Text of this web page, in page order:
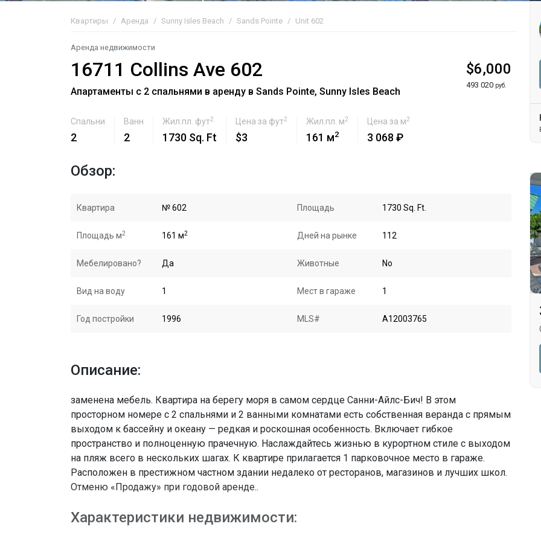
Квартиры Аренда Sunny Isles Beach Sands Pointe Unit 602
Аренда недвижимости
16711 Collins Ave 602
Апартаменты с 2 спальнями в аренду в Sands Pointe, Sunny Isles Beach
$6,000
493 020 руб.
Спальни
2
Ванн
2
Жил.пл. фут2
1730 Sq. Ft
Цена за фут2
$3
Жил.пл. м2
161 м2
Цена за м2
3 068 ₽
Обзор:
Квартира № 602 Площадь 1730 Sq. Ft.
Площадь м2 161 м2 Дней на рынке 112
Мебелировано? Да Животные No
Вид на воду 1 Мест в гараже 1
Год постройки 1996 MLS# A12003765
Описание:
заменена мебель. Квартира на берегу моря в самом сердце Санни-Айлс-Бич! В этом
просторном номере с 2 спальнями и 2 ванными комнатами есть собственная веранда с прямым
выходом к бассейну и океану — редкая и роскошная особенность. Включает гибкое
пространство и полноценную прачечную. Наслаждайтесь жизнью в курортном стиле с выходом
на пляж всего в нескольких шагах. К квартире прилагается 1 парковочное место в гараже.
Расположен в престижном частном здании недалеко от ресторанов, магазинов и лучших школ.
Отменю «Продажу» при годовой аренде..
Характеристики недвижимости: